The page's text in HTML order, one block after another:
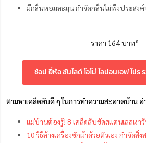
มีกลิ่นหอมละมุน กำจัดกลิ่นไม่พึงประสง
ราคา 164 บาท*
ช้อป ยี่ห้อ ซันไลต์ โอโม่ ไลปอนเอฟ โปร
ตามหาเคล็ดลับดี ๆ ในการทำความสะอาดบ้าน
แม่บ้านต้องรู้! 8 เคล็ดลับขัดสแตนเลสเงา
10 วิธีล้างเครื่องซักผ้าด้วยตัวเอง กำจัด